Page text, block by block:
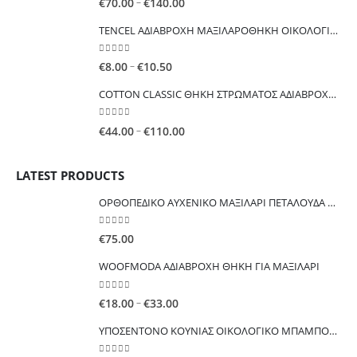
€70.00
TENCEL ΑΔΙΑΒΡΟΧΗ ΜΑΞΙΛΑΡΟΘΗΚΗ ΟΙΚΟΛΟΓΙΚΗ ΕΥΚΑΛΥΠΤΟΥ
0out of 5
€8.00–€10.50Price
€8.00
€10.50
COTTON CLASSIC ΘΗKΗ ΣΤΡΩΜΑΤΟΣ ΑΔΙΑΒΡΟΧΗ ΟΙΚΟΝΟΜΙΚΗ
€44.00–€110.00Price
€110.00
LATEST PRODUCTS
ΟΡΘΟΠΕΔΙΚΟ ΑΥΧΕΝΙΚΟ ΜΑΞΙΛΑΡΙ ΠΕΤΑΛΟΥΔΑ Μαξιλάρι λαιμού από αφρό μνήμης
0out of 5
€75.00
WOOFMODA ΑΔΙΑΒΡΟΧΗ ΘΗΚΗ ΓΙΑ ΜΑΞΙΛΑΡΙ
€18.00–€33.00Price
€18.00
ΥΠΟΣΕΝΤΟΝΟ ΚΟΥΝΙΑΣ ΟΙΚΟΛΟΓΙΚΟ ΜΠΑΜΠΟΥ ΑΔΙΑΒΡΟΧΟ ΠΟΛΛΑΠΛΩΝ ΧΡΗΣΕΩΝ